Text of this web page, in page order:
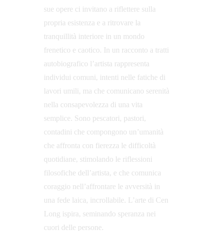
sue opere ci invitano a riflettere sulla
propria esistenza e a ritrovare la
tranquillità interiore in un mondo
frenetico e caotico. In un racconto a tratti
autobiografico l’artista rappresenta
individui comuni, intenti nelle fatiche di
lavori umili, ma che comunicano serenità
nella consapevolezza di una vita
semplice. Sono pescatori, pastori,
contadini che compongono un’umanità
che affronta con fierezza le difficoltà
quotidiane, stimolando le riflessioni
filosofiche dell’artista, e che comunica
coraggio nell’affrontare le avversità in
una fede laica, incrollabile. L’arte di Cen
Long ispira, seminando speranza nei
cuori delle persone.